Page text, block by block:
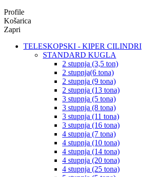
Profile
Košarica
Zapri
TELESKOPSKI - KIPER CILINDRI
STANDARD KUGLA
2 stupnja (3,5 ton)
2 stupnja(6 tona)
2 stupnja (9 tona)
2 stupnja (13 tona)
3 stupnja (5 tona)
3 stupnja (8 tona)
3 stupnja (11 tona)
3 stupnja (16 tona)
4 stupnja (7 tona)
4 stupnja (10 tona)
4 stupnja (14 tona)
4 stupnja (20 tona)
4 stupnja (25 tona)